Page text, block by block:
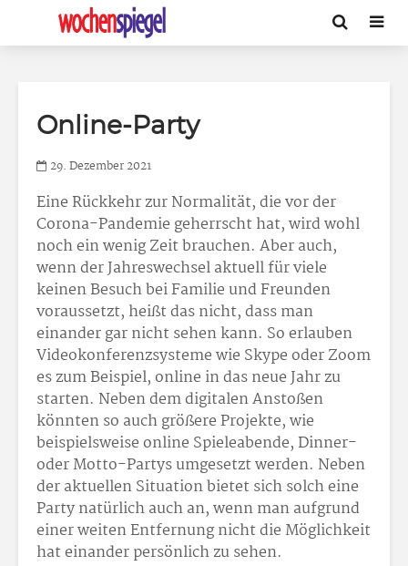
Online-Party
29. Dezember 2021
Eine Rückkehr zur Normalität, die vor der
Corona-Pandemie geherrscht hat, wird wohl
noch ein wenig Zeit brauchen. Aber auch,
wenn der Jahreswechsel aktuell für viele
keinen Besuch bei Familie und Freunden
voraussetzt, heißt das nicht, dass man
einander gar nicht sehen kann. So erlauben
Videokonferenzsysteme wie Skype oder Zoom
es zum Beispiel, online in das neue Jahr zu
starten. Neben dem digitalen Anstoßen
könnten so auch größere Projekte, wie
beispielsweise online Spieleabende, Dinner-
oder Motto-Partys umgesetzt werden. Neben
der aktuellen Situation bietet sich solch eine
Party natürlich auch an, wenn man aufgrund
einer weiten Entfernung nicht die Möglichkeit
hat einander persönlich zu sehen.